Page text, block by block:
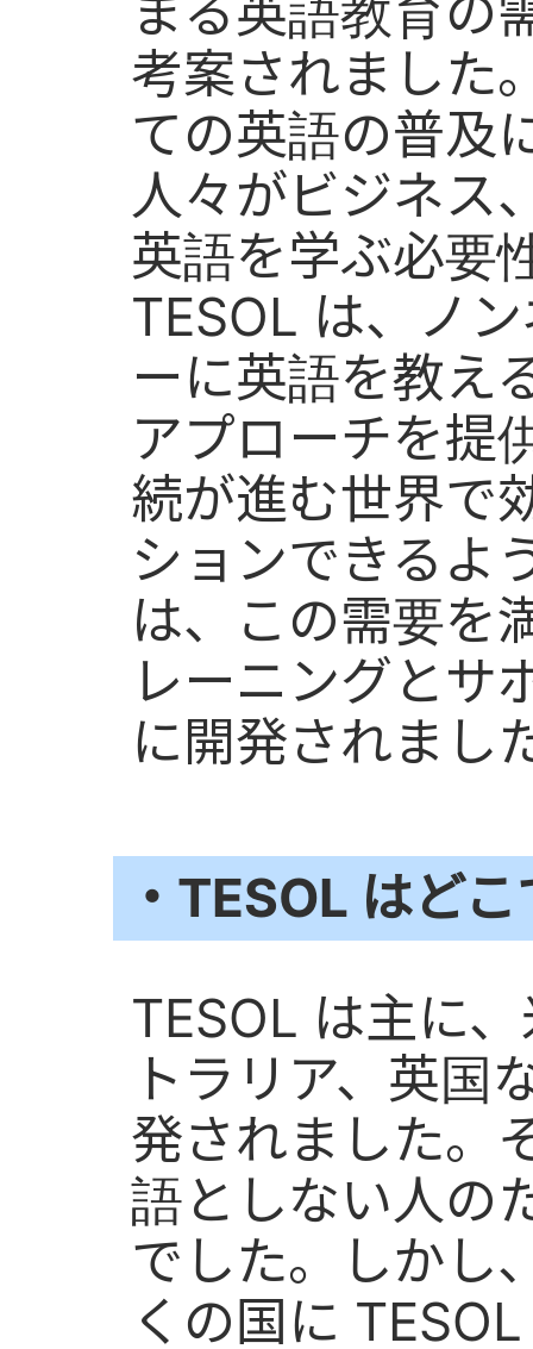
まる英語教育の
考案されました
ての英語の普及
人々がビジネス
英語を学ぶ必要
TESOL は、ノ
ーに英語を教え
アプローチを提
続が進む世界で
ションできるよ
は、この需要を
レーニングとサ
に開発されまし
・TESOL はど
TESOL は主に
トラリア、英国
発されました。
語としない人の
でした。しかし
くの国に